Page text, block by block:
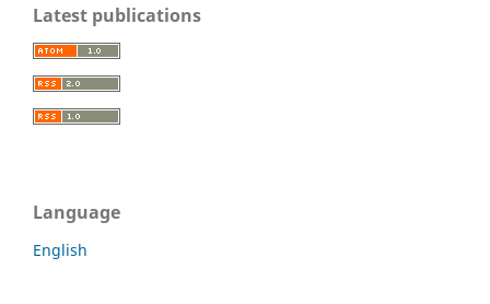
Latest publications
Language
English